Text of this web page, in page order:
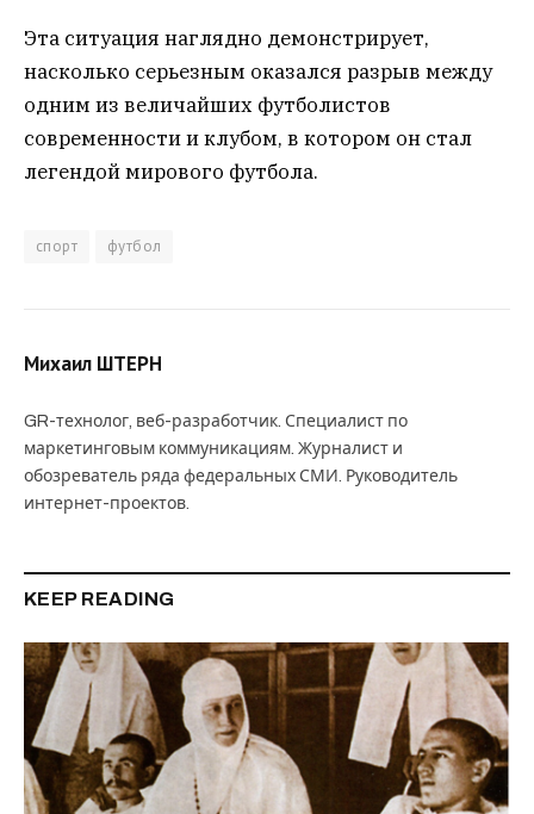
Эта ситуация наглядно демонстрирует,
насколько серьезным оказался разрыв между
одним из величайших футболистов
современности и клубом, в котором он стал
легендой мирового футбола.
спорт футбол
Михаил ШТЕРН
GR-технолог, веб-разработчик. Специалист по
маркетинговым коммуникациям. Журналист и
обозреватель ряда федеральных СМИ. Руководитель
интернет-проектов.
KEEP READING